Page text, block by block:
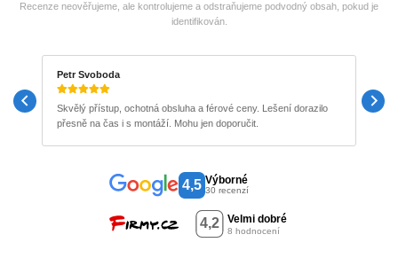
Recenze neověřujeme, ale kontrolujeme a odstraňujeme podvodný obsah, pokud je
identifikován.
Petr Svoboda
Skvělý přístup, ochotná obsluha a férové ceny. Lešení dorazilo
přesně na čas i s montáží. Mohu jen doporučit.
4,5 Výborné
30 recenzí